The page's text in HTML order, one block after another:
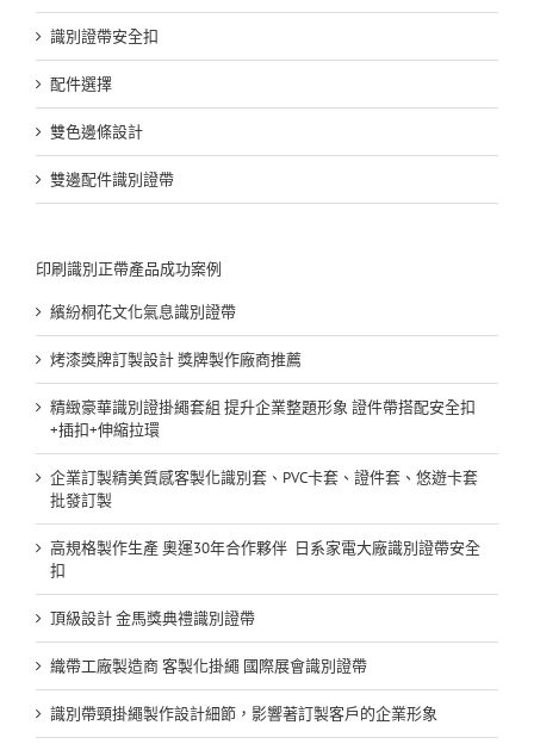
識別證帶安全扣
配件選擇
雙色邊條設計
雙邊配件識別證帶
印刷識別正帶產品成功案例
繽紛桐花文化氣息識別證帶
烤漆獎牌訂製設計 獎牌製作廠商推薦
精緻豪華識別證掛繩套組 提升企業整題形象 證件帶搭配安全扣
+插扣+伸縮拉環
企業訂製精美質感客製化識別套、PVC卡套、證件套、悠遊卡套
批發訂製
高規格製作生產 奧運30年合作夥伴 日系家電大廠識別證帶安全
扣
頂級設計 金馬獎典禮識別證帶
織帶工廠製造商 客製化掛繩 國際展會識別證帶
識別帶頸掛繩製作設計細節，影響著訂製客戶的企業形象